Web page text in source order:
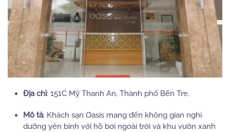
Địa chỉ: 151C Mỹ Thanh An, Thành phố Bến Tre.
Mô tả: Khách sạn Oasis mang đến không gian nghỉ
dưỡng yên bình với hồ bơi ngoài trời và khu vườn xanh